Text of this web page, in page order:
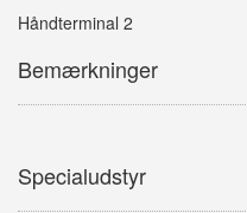
Håndterminal 2
Bemærkninger
Specialudstyr